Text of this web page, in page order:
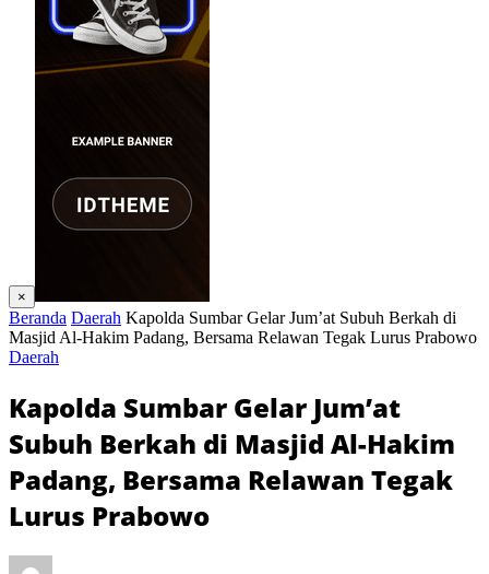
×
Beranda Daerah Kapolda Sumbar Gelar Jum’at Subuh Berkah di
Masjid Al-Hakim Padang, Bersama Relawan Tegak Lurus Prabowo
Daerah
Kapolda Sumbar Gelar Jum’at
Subuh Berkah di Masjid Al-Hakim
Padang, Bersama Relawan Tegak
Lurus Prabowo